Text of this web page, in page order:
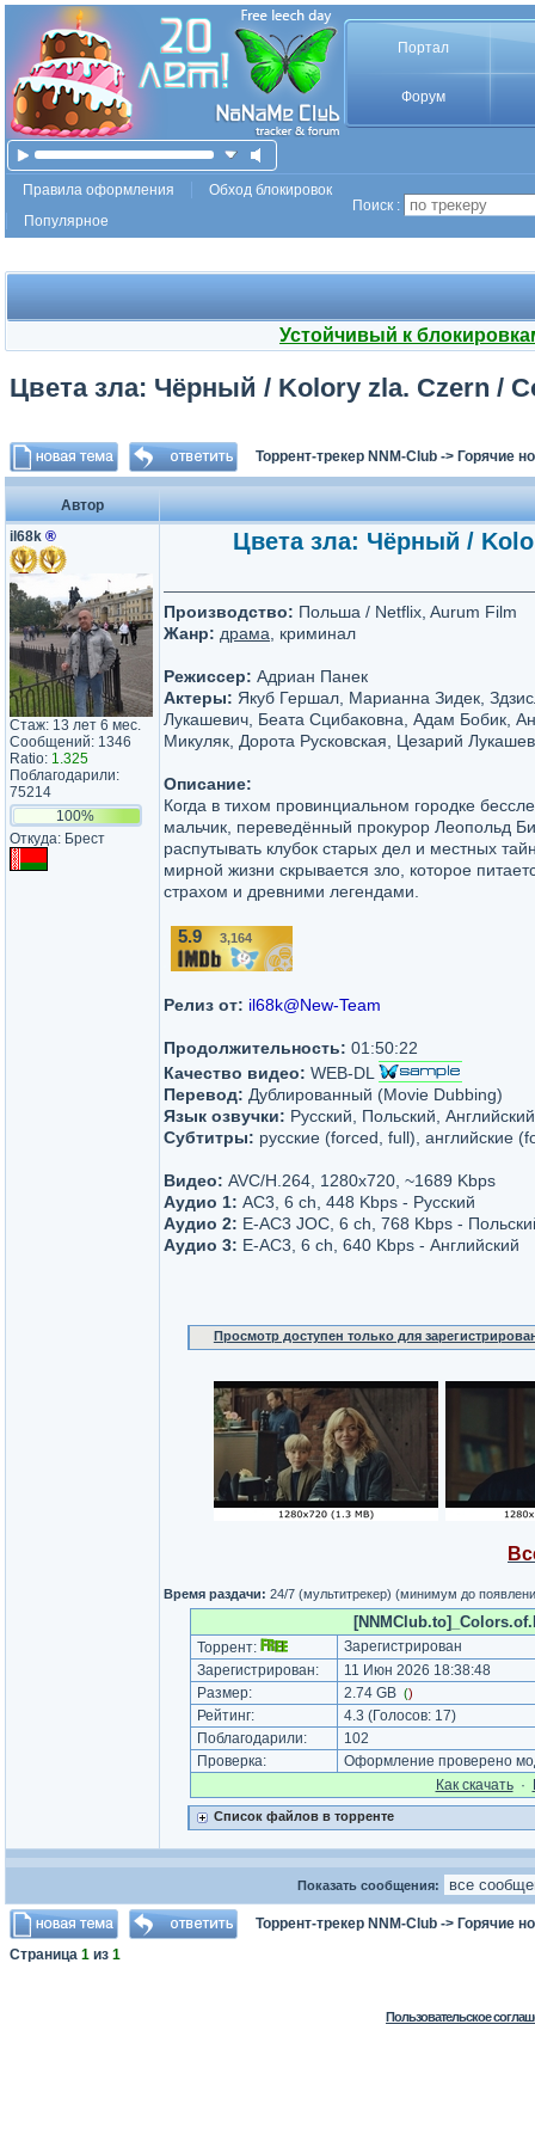
Портал
Форум
Правила оформления
Обход блокировок
Популярное
Поиск :
Устойчивый к
Цвета зла: Чёрный / Kolory zla. Czern /
Торрент-трекер NNM-Club -> Горячие
Автор
il68k ®
Стаж: 13 лет 6 мес.
Сообщений: 1346
Ratio: 1.325
Поблагодарили:
75214
100%
Откуда: Брест
Цвета зла: Чёрный /
Производство: Польша / Netflix, Aurum Film
Жанр: драма , криминал
Режиссер: Адриан Панек
Актеры: Якуб Гершал, Марианна Зидек,
Лукашевич, Беата Сцибаковна, Адам Бобик,
Микуляк, Дорота Русковская, Цезарий
Описание:
Когда в тихом провинциальном городке
мальчик, переведённый прокурор Леопольд
распутывать клубок старых дел и местных
мирной жизни скрывается зло, которое
страхом и древними легендами.
5.9 3,164
Релиз от: il68k@New-Team
Продолжительность: 01:50:22
Качество видео: WEB-DL
Перевод: Дублированный (Movie Dubbing)
Язык озвучки: Русский, Польский, Английский
Субтитры: русские (forced, full), английские
Видео: AVC/H.264, 1280x720, ~1689 Kbps
Аудио 1: AC3, 6 ch, 448 Kbps - Русский
Аудио 2: E-AC3 JOC, 6 ch, 768 Kbps -
Аудио 3: E-AC3, 6 ch, 640 Kbps - Английский
Просмотр доступен только для
Время раздачи: 24/7 (мультитрекер) (минимум до
Торрент:
Зарегистрирован
Зарегистрирован:
11 Июн 2026 18:38:48
Размер:
2.74 GB ()
Рейтинг: 4.3 (Голосов: 17)
Поблагодарили:
102
Проверка:
Оформление проверено
Как cкачать·
Список файлов в торренте
Показать сообщения:
Торрент-трекер NNM-Club -> Горячие
Страница 1 из 1
Пользовательское